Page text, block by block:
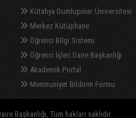
Kütahya Dumlupınar Üniversitesi
Merkez Kütüphane
Öğrenci Bilgi Sistemi
Öğrenci İşleri Daire Başkanlığı
Akademik Portal
Memnuniyet Bildirim Formu
Başkanlığı, Tüm hakları saklıdır.